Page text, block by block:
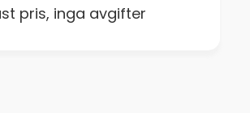
pris, inga avgifter